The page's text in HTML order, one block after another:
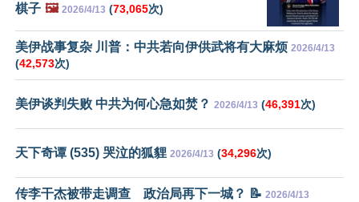
棋子 🖼️ 2026/4/13 (73,065次)
美伊战事复杂 川普：中共若向伊供武将有大麻烦 2026/4/13
(42,573次)
美伊谈判失败 中共为何心急如焚？ 2026/4/13 (46,391次)
天下奇谭 (535) 哭泣的狐貍 2026/4/13 (34,296次)
传李干杰被带走调查 政治局再下一城？ 📝 2026/4/13